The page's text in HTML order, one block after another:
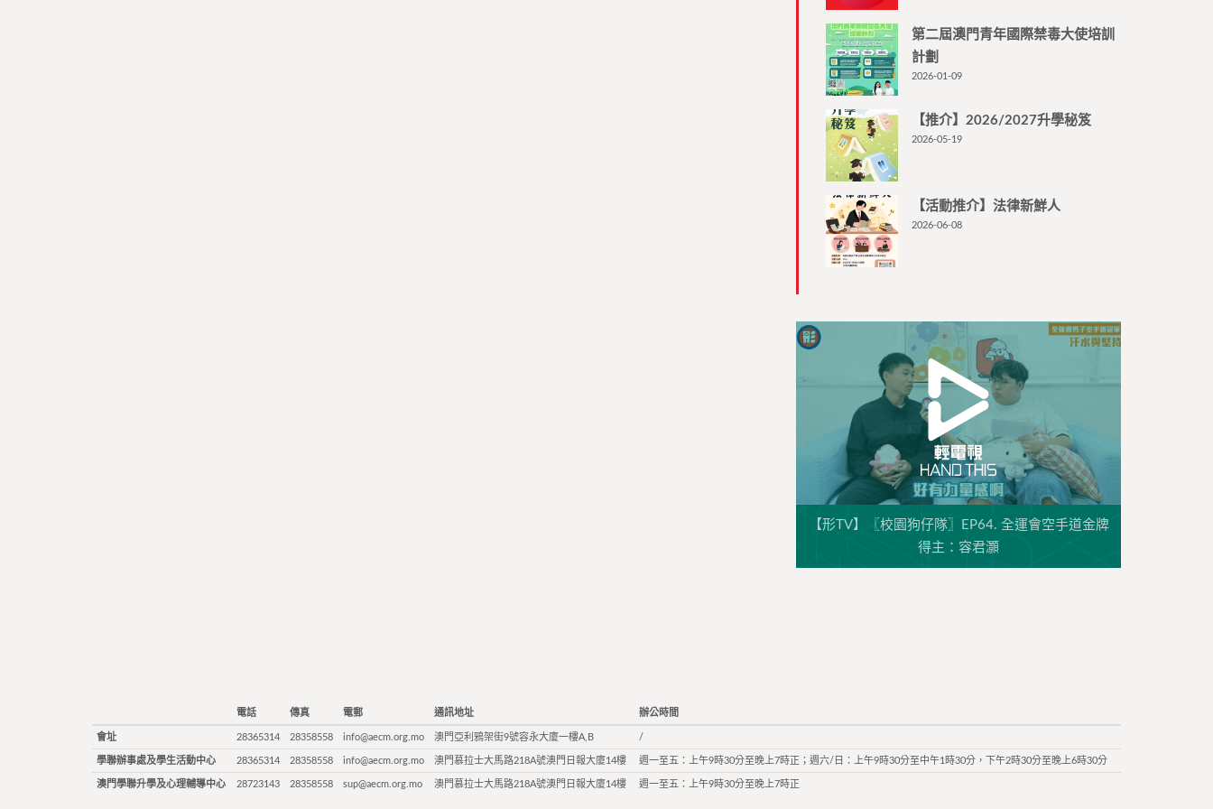
第二屆澳門青年國際禁毒大使培訓
計劃
2026-01-09
【推介】2026/2027升學秘笈
2026-05-19
【活動推介】法律新鮮人
2026-06-08
【形TV】〖校園狗仔隊〗EP64. 全運會空手道金牌
得主：容君灝
電話 傳真 電郵 通訊地址 辦公時間
會址 28365314 28358558 info@aecm.org.mo 澳門亞利鴉架街9號容永大廈一樓A,B /
學聯辦事處及學生活動中心 28365314 28358558 info@aecm.org.mo 澳門慕拉士大馬路218A號澳門日報大廈14樓 週一至五：上午9時30分至晚上7時正；週六/日：上午9時30分至中午1時30分，下午2時30分至晚上6時30分
澳門學聯升學及心理輔導中心 28723143 28358558 sup@aecm.org.mo 澳門慕拉士大馬路218A號澳門日報大廈14樓 週一至五：上午9時30分至晚上7時正